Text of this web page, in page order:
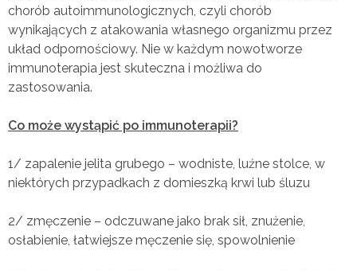
chorób autoimmunologicznych, czyli chorób
wynikających z atakowania własnego organizmu przez
układ odpornościowy. Nie w każdym nowotworze
immunoterapia jest skuteczna i możliwa do
zastosowania.
Co może wystąpić po immunoterapii?
1/ zapalenie jelita grubego – wodniste, luźne stolce, w
niektórych przypadkach z domieszką krwi lub śluzu
2/ zmęczenie – odczuwane jako brak sił, znużenie,
osłabienie, łatwiejsze męczenie się, spowolnienie